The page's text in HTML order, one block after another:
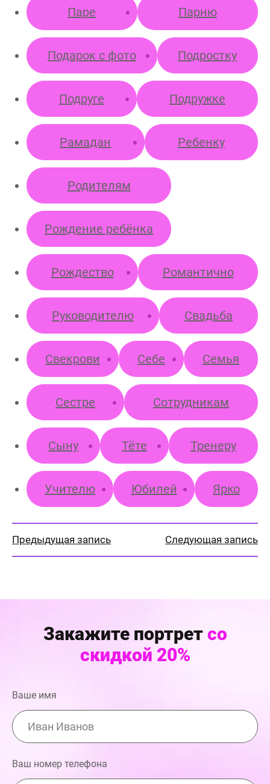
Паре Парню
Подарок с фото Подростку
Подруге Подружке
Рамадан Ребенку
Родителям
Рождение ребёнка
Рождество Романтично
Руководителю Свадьба
Свекрови Себе Семья
Сестре Сотрудникам
Сыну Тёте Тренеру
Учителю Юбилей Ярко
Предыдущая запись Следующая запись
Закажите портрет со
скидкой 20%
Ваше имя
Ваш номер телефона